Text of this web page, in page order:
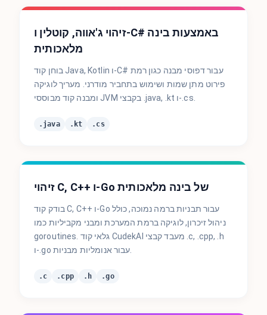
זיהוי ג'אווה, קוטלין ו-C# באמצעות בינה
מלאכותית
בוחן קוד Java, Kotlin ו-C# עבור דפוסי מבנה כגון רמת
פירוט מתן שמות ושימוש בתחביר מודרני. מעריך לוגיקה
ומבנה קוד מבוססי JVM בקבצי .java, .kt ו-.cs.
.java .kt .cs
זיהוי C, C++ ו-Go של בינה מלאכותית
בודק קוד C, C++ ו-Go עבור תבניות ברמה נמוכה, כולל
ניהול זיכרון, לוגיקה ברמת המערכת ומבני מקביליות כמו
goroutines. גלאי קוד CudekAI מעבד קבצי .c, .cpp, .h
.c .cpp .h .go